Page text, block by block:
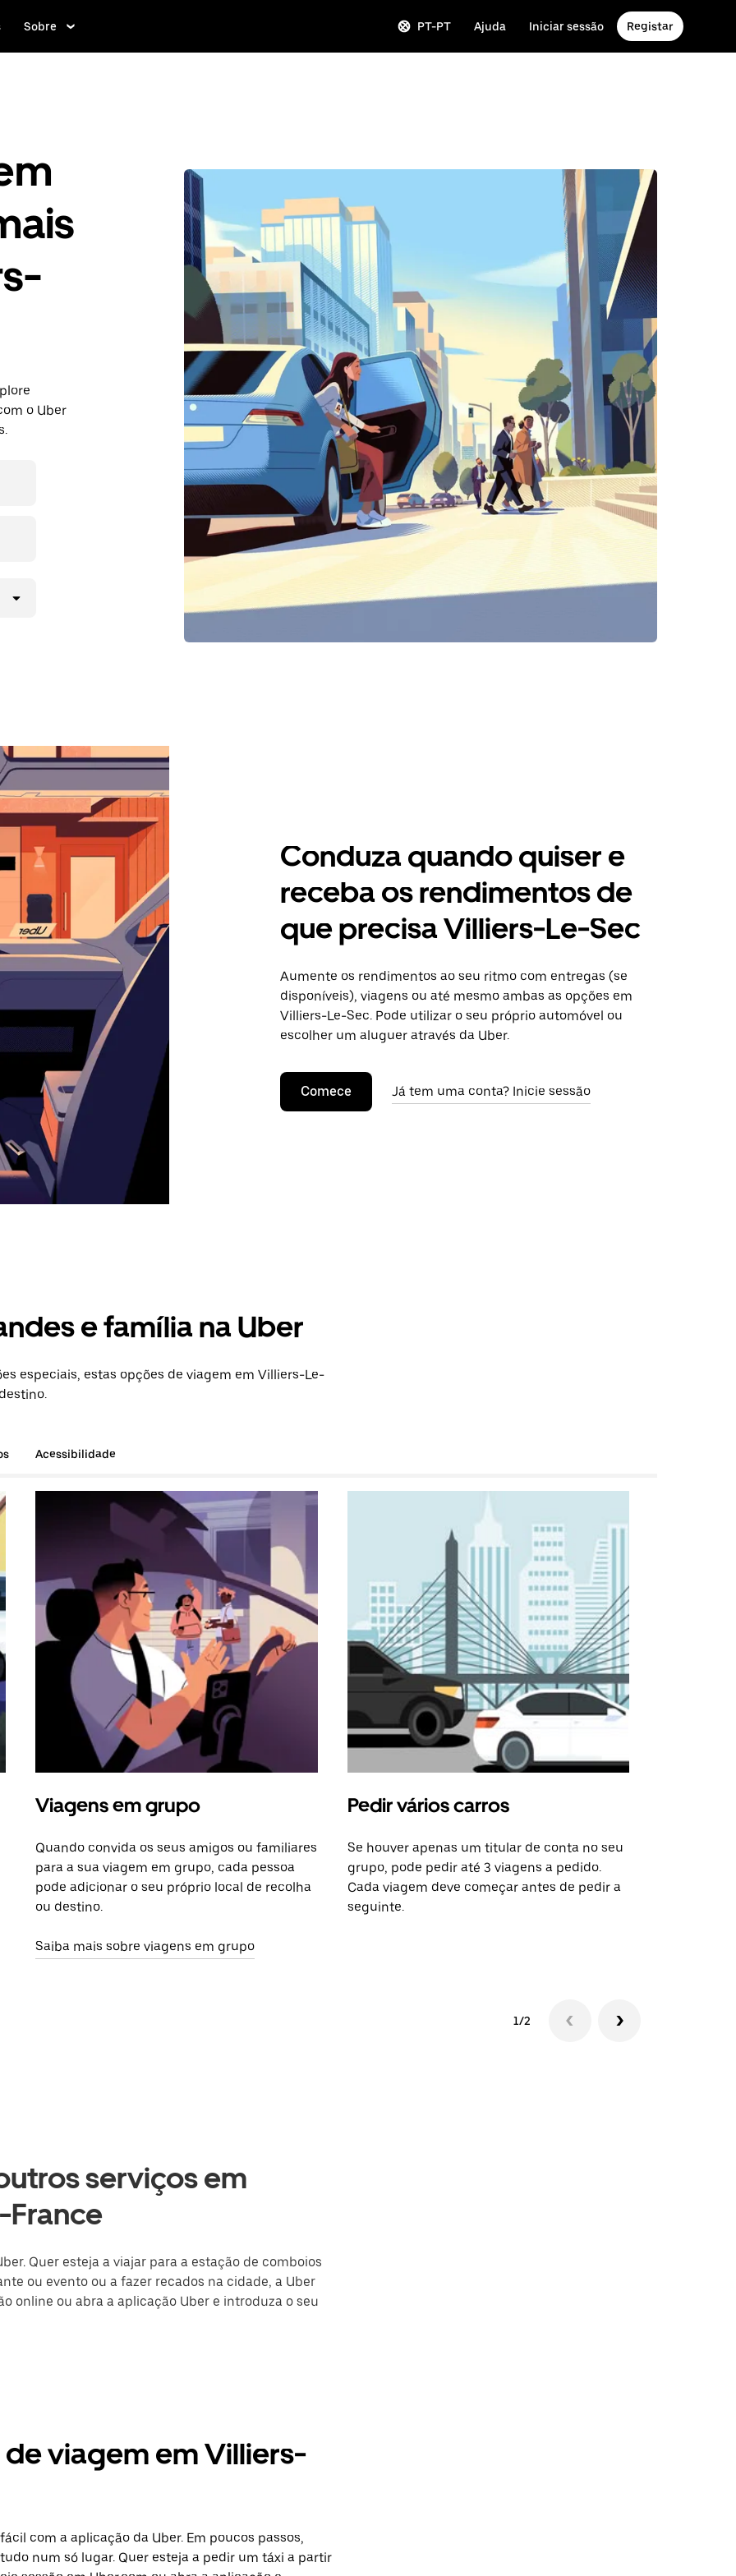
Sobre PT-PT Ajuda Iniciar sessão Registar
o Uber
Conduza quando quiser e
receba os rendimentos de
que precisa Villiers-Le-Sec
Aumente os rendimentos ao seu ritmo com entregas (se
disponíveis), viagens ou até mesmo ambas as opções em
Villiers-Le-Sec. Pode utilizar o seu próprio automóvel ou
escolher um aluguer através da Uber.
Comece Já tem uma conta? Inicie sessão
e família na Uber
especiais, estas opções de viagem em Villiers-Le-
Acessibilidade
Viagens em grupo
Quando convida os seus amigos ou familiares
para a sua viagem em grupo, cada pessoa
pode adicionar o seu próprio local de recolha
ou destino.
Saiba mais sobre viagens em grupo
Pedir vários carros
Se houver apenas um titular de conta no seu
grupo, pode pedir até 3 viagens a pedido.
Cada viagem deve começar antes de pedir a
seguinte.
1/2
serviços em
Quer esteja a viajar para a estação de comboios
ou evento ou a fazer recados na cidade, a Uber
online ou abra a aplicação Uber e introduza o seu
viagem em Villiers-
com a aplicação da Uber. Em poucos passos,
num só lugar. Quer esteja a pedir um táxi a partir